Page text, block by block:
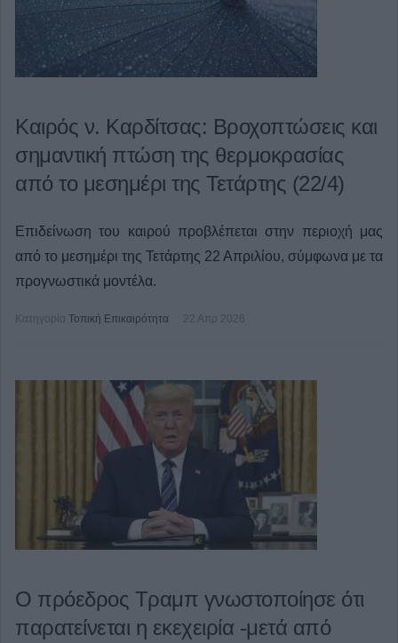
Καιρός ν. Καρδίτσας: Βροχοπτώσεις και
σημαντική πτώση της θερμοκρασίας
από το μεσημέρι της Τετάρτης (22/4)
Επιδείνωση του καιρού προβλέπεται στην περιοχή μας
από το μεσημέρι της Τετάρτης 22 Απριλίου, σύμφωνα με τα
προγνωστικά μοντέλα.
Κατηγορία Τοπική Επικαιρότητα 22 Απρ 2026
Ο πρόεδρος Τραμπ γνωστοποίησε ότι
παρατείνεται η εκεχειρία -μετά από